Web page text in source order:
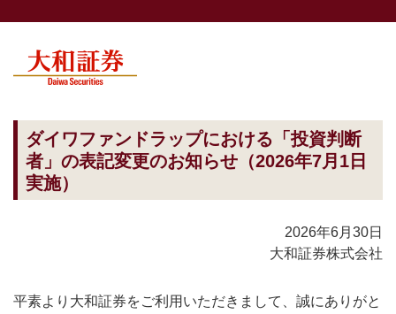
ダイワファンドラップにおける「投資判断
者」の表記変更のお知らせ（2026年7月1日
実施）
2026年6月30日
大和証券株式会社
平素より大和証券をご利用いただきまして、誠にありがと